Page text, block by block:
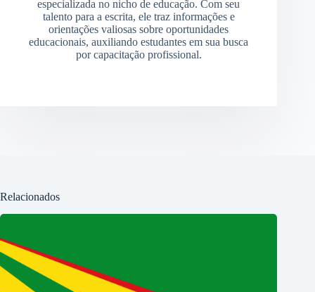
especializada no nicho de educação. Com seu
talento para a escrita, ele traz informações e
orientações valiosas sobre oportunidades
educacionais, auxiliando estudantes em sua busca
por capacitação profissional.
Relacionados